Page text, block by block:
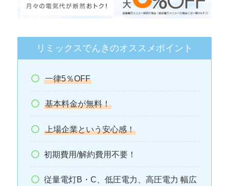
リミックスでんきのオススメポイント
一律5％OFF
基本料金が無料！
上場企業という安心感！
初期費用/解約費用不要！
従量電灯B・C、低圧電力、高圧電力 幅広